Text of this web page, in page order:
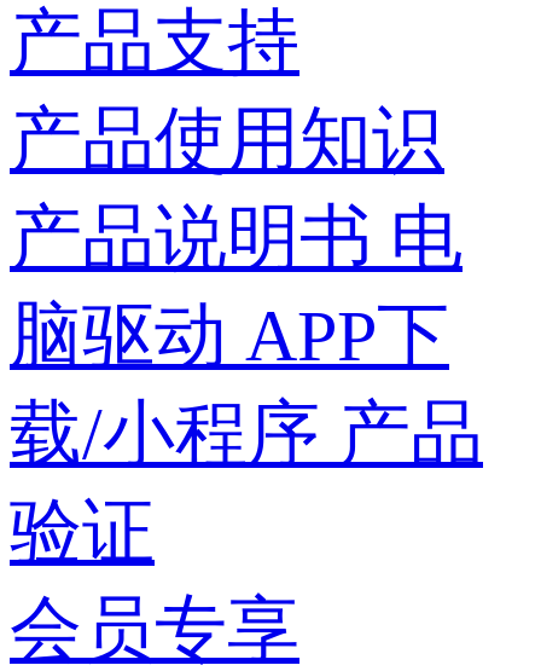
产品支持
产品使用知识
产品说明书 电
脑驱动 APP下
载/小程序 产品
验证
会员专享